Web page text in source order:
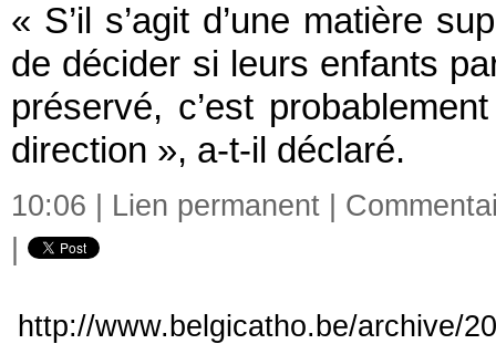
« S’il s’agit d’une matière
de décider si leurs enfants
préservé, c’est
direction », a-t-il déclaré.
10:06 | Lien permanent
http://www.belgicatho.be/archive/